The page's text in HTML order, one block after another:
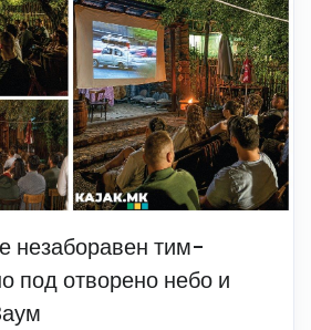
незаборавен тим-
под отворено небо и